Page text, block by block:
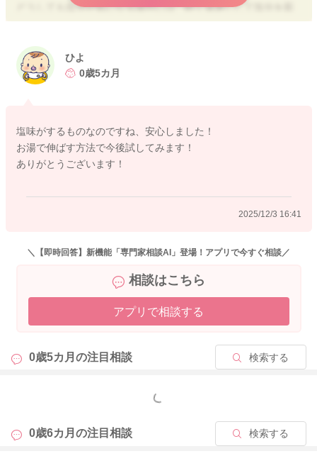
どうしても塩分が気になる場合には、軽く湯通しして塩分を茹
でこぼしたり、ゆで汁で伸ばす代わりに、お湯やお出汁で伸ば
すこしでもご参考になりましたら幸いです。
ひよ
0歳5カ月
塩味がするものなのですね、安心しました！
お湯で伸ばす方法で今後試してみます！
ありがとうございます！
2025/12/3 16:41
＼【即時回答】新機能「専門家相談AI」登場！アプリで今すぐ相談／
相談はこちら
アプリで相談する
0歳5カ月の注目相談 検索する
もっと見る
0歳6カ月の注目相談 検索する